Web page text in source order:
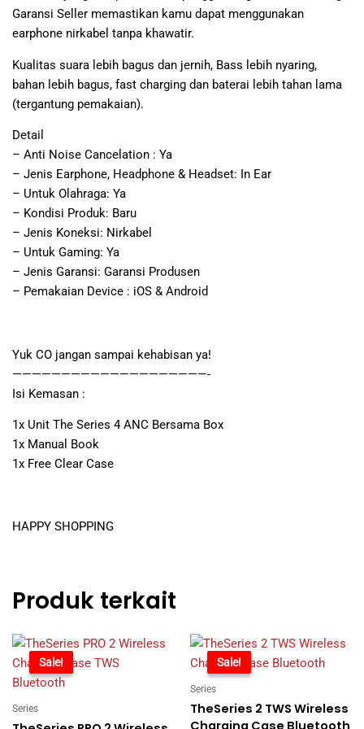
Garansi Seller memastikan kamu dapat menggunakan
earphone nirkabel tanpa khawatir.
Kualitas suara lebih bagus dan jernih, Bass lebih nyaring,
bahan lebih bagus, fast charging dan baterai lebih tahan lama
(tergantung pemakaian).
Detail
– Anti Noise Cancelation : Ya
– Jenis Earphone, Headphone & Headset: In Ear
– Untuk Olahraga: Ya
– Kondisi Produk: Baru
– Jenis Koneksi: Nirkabel
– Untuk Gaming: Ya
– Jenis Garansi: Garansi Produsen
– Pemakaian Device : iOS & Android
Yuk CO jangan sampai kehabisan ya!
————————————————————-
Isi Kemasan :
1x Unit The Series 4 ANC Bersama Box
1x Manual Book
1x Free Clear Case
HAPPY SHOPPING
Produk terkait
-74%
Sale!
Series
-69%
Sale!
Series
TheSeries 2 TWS Wireless